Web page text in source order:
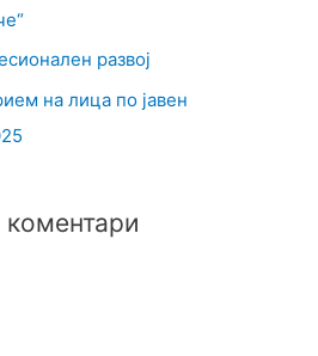
развој
на лица по јавен